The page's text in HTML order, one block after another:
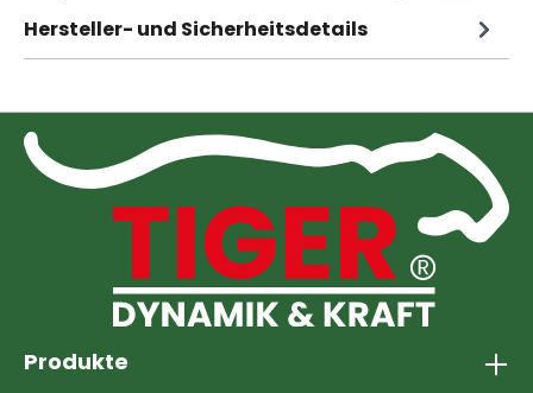
Hersteller- und Sicherheitsdetails
Produkte